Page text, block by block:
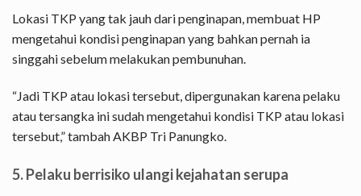
Lokasi TKP yang tak jauh dari penginapan, membuat HP
mengetahui kondisi penginapan yang bahkan pernah ia
singgahi sebelum melakukan pembunuhan.
“Jadi TKP atau lokasi tersebut, dipergunakan karena pelaku
atau tersangka ini sudah mengetahui kondisi TKP atau lokasi
tersebut,” tambah AKBP Tri Panungko.
5. Pelaku berrisiko ulangi kejahatan serupa